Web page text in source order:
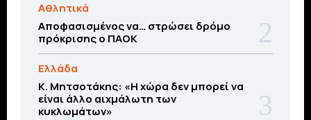
Αθλητικά
Αποφασισμένος να… στρώσει δρόμο
πρόκρισης ο ΠΑΟΚ
Ελλάδα
Κ. Μητσοτάκης: «Η χώρα δεν μπορεί να
είναι άλλο αιχμάλωτη των
κυκλωμάτων»